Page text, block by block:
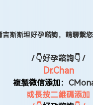
吉斯斯坦好孕諮詢，請聯繫
/ 👇好孕諮詢👇 /
Dr.Chan
複製微信添加：
或長按二維碼添加